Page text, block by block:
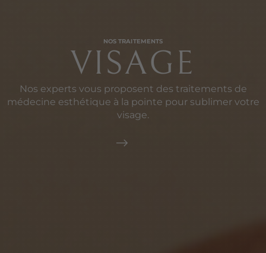
NOS TRAITEMENTS
VISAGE
Nos experts vous proposent des traitements de
médecine esthétique à la pointe pour sublimer votre
visage.